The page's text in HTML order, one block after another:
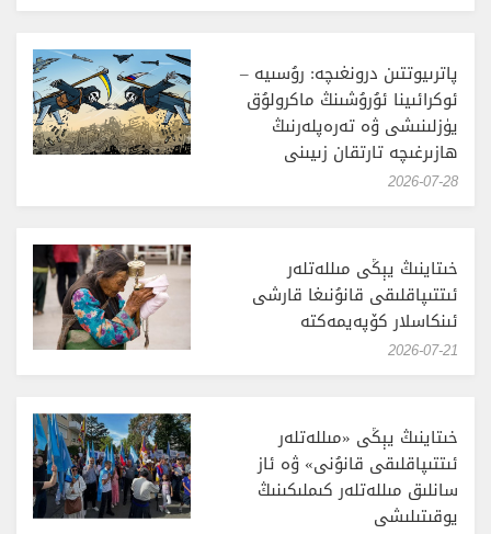
پاترىيوتتىن درونغىچە: رۇسىيە –
ئوكرائىينا ئۇرۇشىنڭ ماكرولۇق
يۈزلىنىشى ۋە تەرەپلەرنىڭ
ھازىرغىچە تارتقان زىيىنى
‎2026-07-28
خىتاينىڭ يېڭى مىللەتلەر
ئىتتىپاقلىقى قانۇنىغا قارشى
ئىنكاسلار كۆپەيمەكتە
‎2026-07-21
خىتاينىڭ يېڭى «مىللەتلەر
ئىتتىپاقلىقى قانۇنى» ۋە ئاز
سانلىق مىللەتلەر كىملىكىنىڭ
يوقىتىلىشى